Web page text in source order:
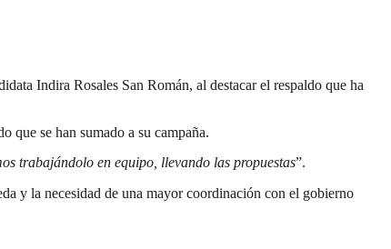
Indira Rosales San Román, al destacar el respaldo que ha
que se han sumado a su campaña.
trabajándolo en equipo, llevando las propuestas”.
y la necesidad de una mayor coordinación con el gobierno